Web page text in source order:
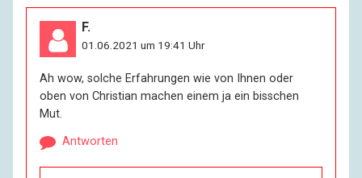
oder in den wahren Tod. Da sitzt man dann da mit
seiner Neugier und schwankt zwischen Wunsch und
verzweifeln.
Ich weiß nicht. Wenn man was sucht, dann wünscht
F.
01.06.2021 um 19:41 Uhr
Ah wow, solche Erfahrungen wie von Ihnen oder
oben von Christian machen einem ja ein bisschen
Mut.
Antworten